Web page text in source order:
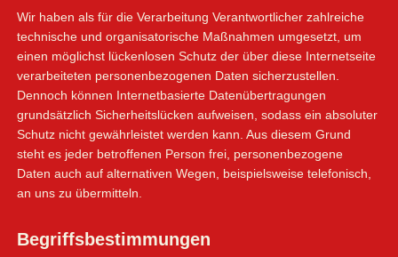
Wir haben als für die Verarbeitung Verantwortlicher zahlreiche
technische und organisatorische Maßnahmen umgesetzt, um
einen möglichst lückenlosen Schutz der über diese Internetseite
verarbeiteten personenbezogenen Daten sicherzustellen.
Dennoch können Internetbasierte Datenübertragungen
grundsätzlich Sicherheitslücken aufweisen, sodass ein absoluter
Schutz nicht gewährleistet werden kann. Aus diesem Grund
steht es jeder betroffenen Person frei, personenbezogene
Daten auch auf alternativen Wegen, beispielsweise telefonisch,
an uns zu übermitteln.
Begriffsbestimmungen